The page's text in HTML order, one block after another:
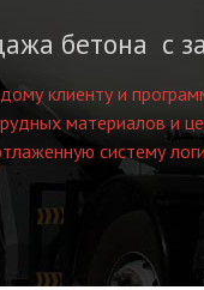
бетона с
клиенту и
материалов и
систему